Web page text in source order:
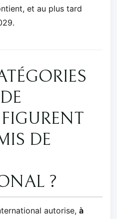
et au plus tard
DE
?
autorise, à